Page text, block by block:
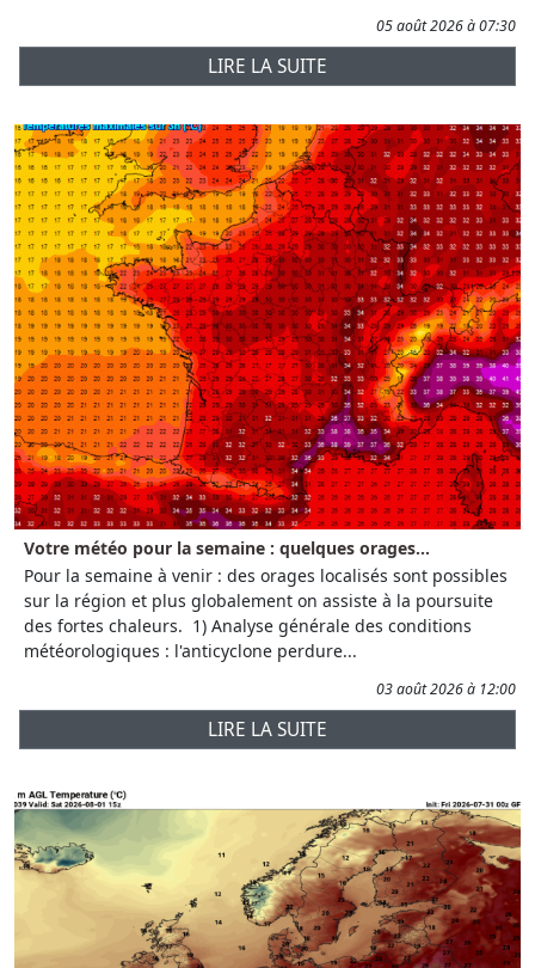
05 août 2026 à 07:30
LIRE LA SUITE
Votre météo pour la semaine : quelques orages...
Pour la semaine à venir : des orages localisés sont possibles
sur la région et plus globalement on assiste à la poursuite
des fortes chaleurs. 1) Analyse générale des conditions
météorologiques : l'anticyclone perdure...
03 août 2026 à 12:00
LIRE LA SUITE